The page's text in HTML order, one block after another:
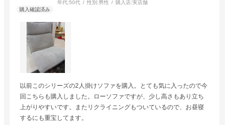
年代:50代 性別:男性 購入店:実店舗
以前このシリーズの2人掛けソファを購入。とても気に入ったので今
回こちらも購入しました。ローソファですが、少し高さもあり立ち
上がりやすいです。またリクライニングもついているので、お昼寝
するにも重宝してます。